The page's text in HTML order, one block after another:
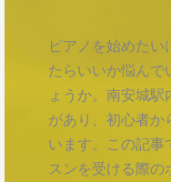
ピアノを始めた
たらいいか悩んで
ょうか。南安城
があり、初心者か
います。この記事
スンを受ける際の